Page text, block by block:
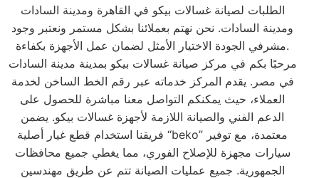
الطلبات لصيانة غسالات بيكو في القاهرة ومدينة السادات
ومدينة السادات. نحن نهتم بعملائنا بشكل مستمر ونعتبر وجود
مشرفي الجودة الاختيار الأمثل لضمان عمل الأجهزة بكفاءة.
مرحبًا بكم في مركز صيانة غسالات بيكو بمدينة مدينة السادات
في مصر. يقدم المركز خدماته عبر رقم الخط الساخن لخدمة
العملاء، حيث يمكنكم التواصل معنا مباشرة للحصول على
الدعم الفني والصيانة اللازمة لأجهزة غسالات بيكو. يضمن
فريقنا استخدام قطع غيار أصلية “beko” معتمدة، مع توفير
سيارات مجهزة للإصلاح الفوري، مما يغطي جميع محافظات
الجمهورية. جميع عمليات الصيانة تتم عن طريق مهندسين